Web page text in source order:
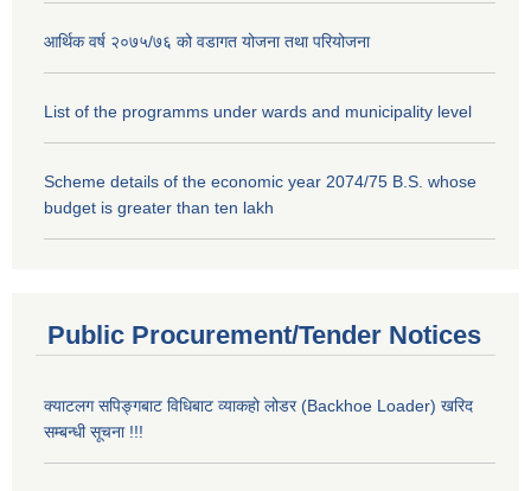
आर्थिक वर्ष २०७५/७६ को वडागत योजना तथा परियोजना
List of the programms under wards and municipality level
Scheme details of the economic year 2074/75 B.S. whose
budget is greater than ten lakh
Public Procurement/Tender Notices
क्याटलग सपिङ्गबाट विधिबाट व्याकहो लोडर (Backhoe Loader) खरिद
सम्बन्धी सूचना !!!